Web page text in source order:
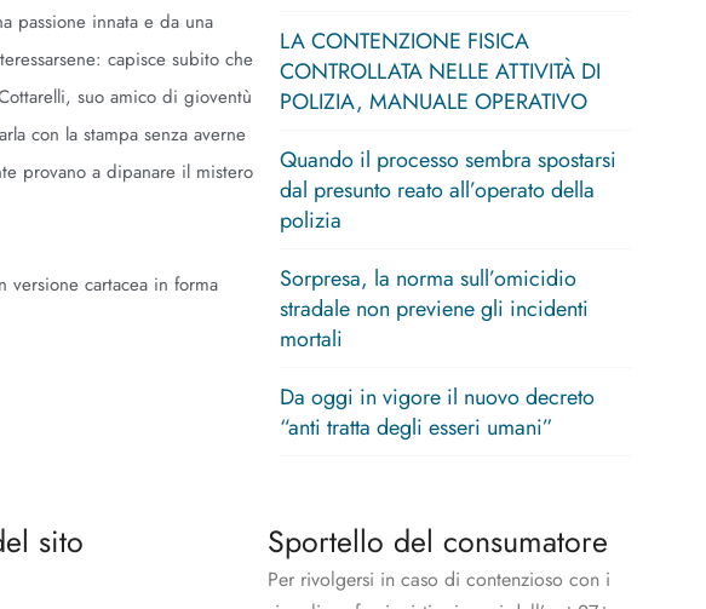
passione innata e da una
capisce subito che
suo amico di gioventù
con la stampa senza averne
provano a dipanare il mistero
versione cartacea in forma
LA CONTENZIONE FISICA
CONTROLLATA NELLE ATTIVITÀ DI
POLIZIA, MANUALE OPERATIVO
Quando il processo sembra spostarsi
dal presunto reato all’operato della
polizia
Sorpresa, la norma sull’omicidio
stradale non previene gli incidenti
mortali
Da oggi in vigore il nuovo decreto
“anti tratta degli esseri umani”
sito Sportello del consumatore
Per rivolgersi in caso di contenzioso con i